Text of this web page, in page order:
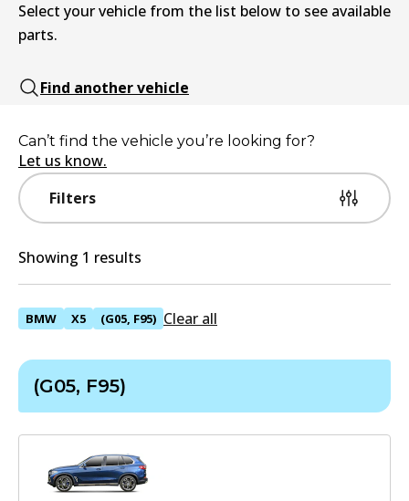
Select your vehicle from the list below to see available
parts.
Find another vehicle
Filters
Can’t find the vehicle you’re looking for?
Let us know.
Showing 1 results
BMW X5 (G05, F95) Clear all
(G05, F95)